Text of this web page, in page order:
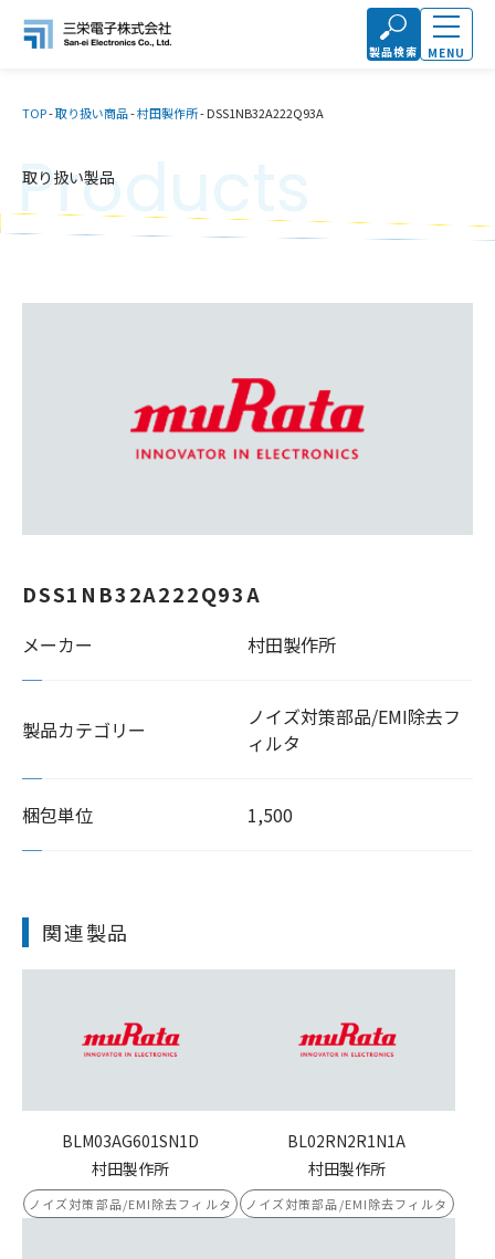
製品検索 MENU
TOP-取り扱い商品-村田製作所-DSS1NB32A222Q93A
取り扱い製品
Products
DSS1NB32A222Q93A
メーカー 村田製作所
製品カテゴリー
ノイズ対策部品/EMI除去フ
ィルタ
梱包単位 1,500
関連製品
BLM03AG601SN1D
村田製作所
ノイズ対策部品/EMI除去フィルタ
BL02RN2R1N1A
村田製作所
ノイズ対策部品/EMI除去フィルタ